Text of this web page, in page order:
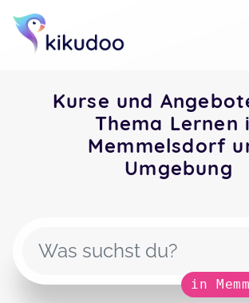
Kurse und
Thema Lernen
Memmelsdorf
Umgebung
in